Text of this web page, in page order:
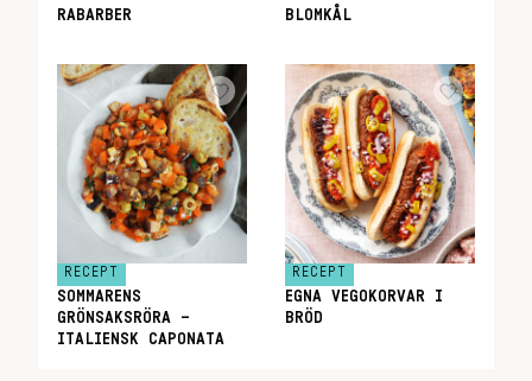
RABARBER
BLOMKÅL
RECEPT
SOMMARENS
GRÖNSAKSRÖRA –
ITALIENSK CAPONATA
RECEPT
EGNA VEGOKORVAR I
BRÖD